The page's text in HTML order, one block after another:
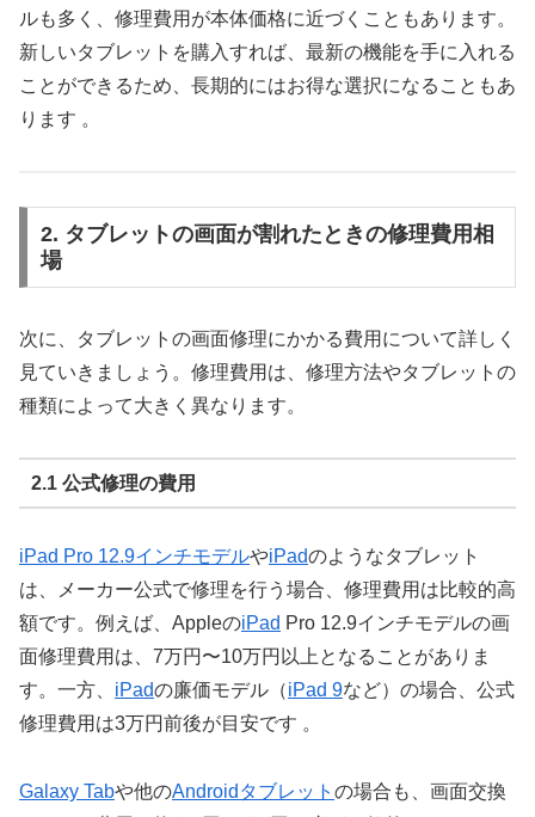
ルも多く、修理費用が本体価格に近づくこともあります。
新しいタブレットを購入すれば、最新の機能を手に入れる
ことができるため、長期的にはお得な選択になることもあ
ります 。
2. タブレットの画面が割れたときの修理費用相
場
次に、タブレットの画面修理にかかる費用について詳しく
見ていきましょう。修理費用は、修理方法やタブレットの
種類によって大きく異なります。
2.1 公式修理の費用
iPad Pro 12.9インチモデルやiPadのようなタブレット
は、メーカー公式で修理を行う場合、修理費用は比較的高
額です。例えば、AppleのiPad Pro 12.9インチモデルの画
面修理費用は、7万円〜10万円以上となることがありま
す。一方、 iPadの廉価モデル（iPad 9など）の場合、公式
修理費用は3万円前後が目安です 。
Galaxy Tabや他のAndroidタブレット の場合も、画面交換